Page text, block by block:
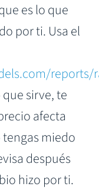
es lo que
por ti. Usa el
reports/
sirve, te
afecta
miedo
después
hizo por ti.